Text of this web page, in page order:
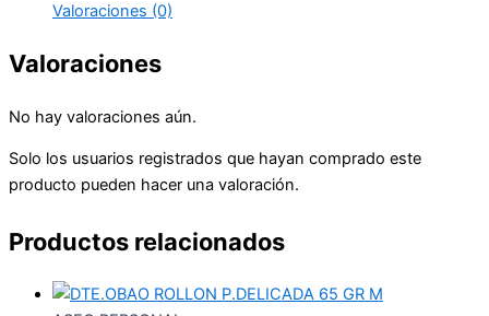
Valoraciones (0)
Valoraciones
No hay valoraciones aún.
Solo los usuarios registrados que hayan comprado este
producto pueden hacer una valoración.
Productos relacionados